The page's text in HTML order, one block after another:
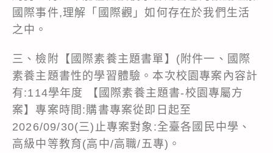
國際事件,理解「國際觀」如何存在於我們生活
之中。
三、檢附【國際素養主題書單】(附件一、國際
素養主題書性的學習體驗。本次校園專案內容計
有:114學年度 【國際素養主題書-校園專屬方
案】專案時間:購書專案從即日起至
2026/09/30(三)止專案對象:全臺各國民中學、
高級中等教育(高中/高職/五專)。